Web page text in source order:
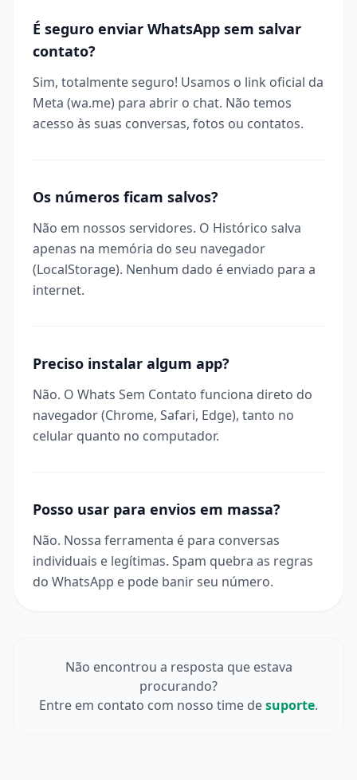
É seguro enviar WhatsApp sem salvar
contato?
Sim, totalmente seguro! Usamos o link oficial da
Meta (wa.me) para abrir o chat. Não temos
acesso às suas conversas, fotos ou contatos.
Os números ficam salvos?
Não em nossos servidores. O Histórico salva
apenas na memória do seu navegador
(LocalStorage). Nenhum dado é enviado para a
internet.
Preciso instalar algum app?
Não. O Whats Sem Contato funciona direto do
navegador (Chrome, Safari, Edge), tanto no
celular quanto no computador.
Posso usar para envios em massa?
Não. Nossa ferramenta é para conversas
individuais e legítimas. Spam quebra as regras
do WhatsApp e pode banir seu número.
Não encontrou a resposta que estava
procurando?
Entre em contato com nosso time desuporte.